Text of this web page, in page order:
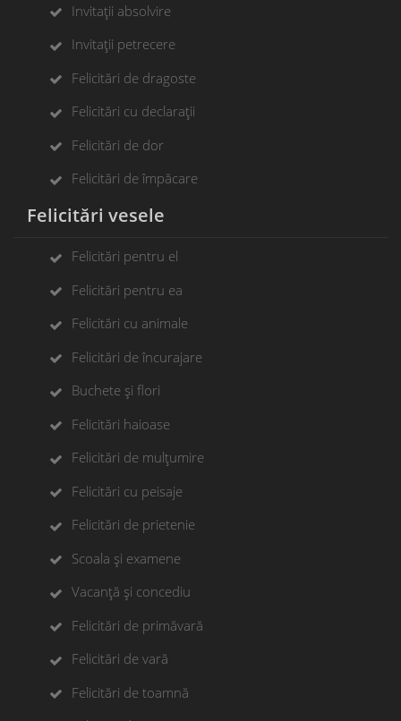
Invitații absolvire
Invitații petrecere
Felicitări de dragoste
Felicitări cu declarații
Felicitări de dor
Felicitări de împăcare
Felicitări vesele
Felicitări pentru el
Felicitări pentru ea
Felicitări cu animale
Felicitări de încurajare
Buchete și flori
Felicitări haioase
Felicitări de mulțumire
Felicitări cu peisaje
Felicitări de prietenie
Scoala și examene
Vacanță și concediu
Felicitări de primăvară
Felicitări de vară
Felicitări de toamnă